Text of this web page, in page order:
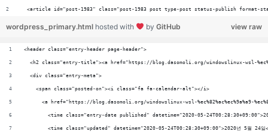
<article id="post-1983" class="post-1983 post type-post status-publish format-
view raw
wordpress_primary.html hosted with by GitHub
<header class="entry-header page-header">
<h2 class="entry-title"><a href="https://blog.dasomoli.org/windowslinux-wsl-
  <div class="entry-meta">
    <span class="posted-on"><i class="fa fa-calendar-alt"></i>
<a href="https://blog.dasomoli.org/windowslinux-wsl-%ec%82%ac%ec%9a%a9-
<time class="entry-date published" datetime="2020-05-
<time class="updated" datetime="2020-05-24T00:28:30+09:00">2020년 5월 24일